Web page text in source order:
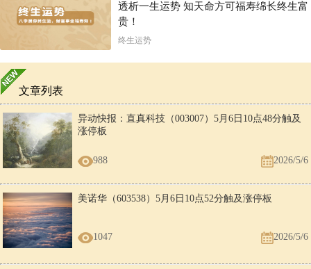
透析一生运势 知天命方可福寿绵长终生富
贵！
终生运势
文章列表
异动快报：直真科技（003007）5月6日10点48分触及
涨停板
988 2026/5/6
美诺华（603538）5月6日10点52分触及涨停板
1047 2026/5/6